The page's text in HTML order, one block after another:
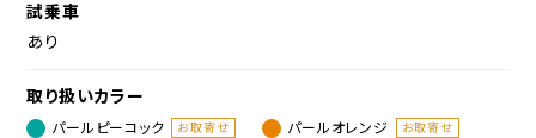
試乗車
あり
取り扱いカラー
パールピーコック お取寄せ パールオレンジ お取寄せ